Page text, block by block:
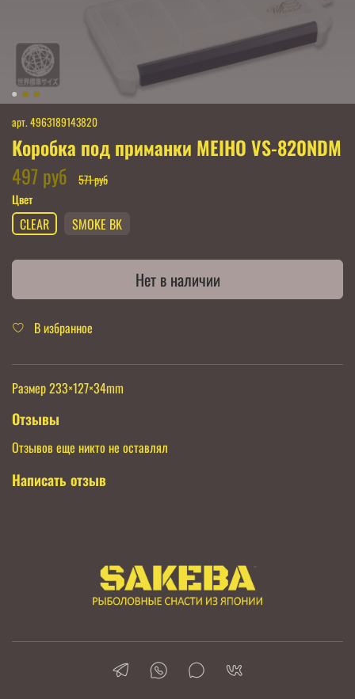
арт. 4963189143820
Коробка под приманки MEIHO VS-820NDM
497 руб
571 руб
Цвет
CLEAR SMOKE BK
Нет в наличии
В избранное
Размер 233×127×34mm
Отзывы
Отзывов еще никто не оставлял
Написать отзыв